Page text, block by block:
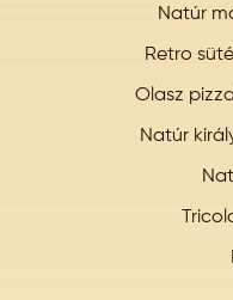
Natúr
Retro
Olasz
Natúr